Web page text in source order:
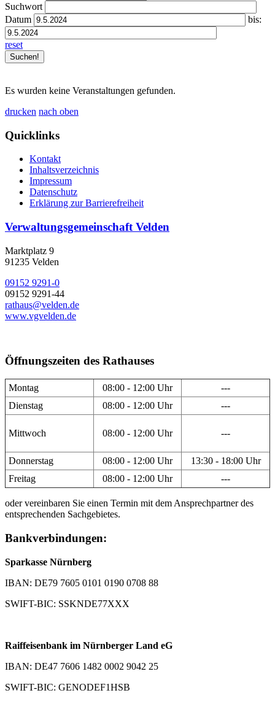
Suchwort
Datum
bis:
reset
Es wurden keine Veranstaltungen gefunden.
drucken nach oben
Quicklinks
Kontakt
Inhaltsverzeichnis
Impressum
Datenschutz
Erklärung zur Barrierefreiheit
Verwaltungsgemeinschaft Velden
Marktplatz 9
91235 Velden
09152 9291-0
09152 9291-44
rathaus@velden.de
www.vgvelden.de
Öffnungszeiten des Rathauses
Montag 08:00 - 12:00 Uhr
---
Dienstag
08:00 - 12:00 Uhr ---
Mittwoch 08:00 - 12:00 Uhr ---
Donnerstag 08:00 - 12:00 Uhr
13:30 - 18:00 Uhr
Freitag
08:00 - 12:00 Uhr ---
oder vereinbaren Sie einen Termin mit dem Ansprechpartner des
entsprechenden Sachgebietes.
Bankverbindungen:
Sparkasse Nürnberg
IBAN: DE79 7605 0101 0190 0708 88
SWIFT-BIC: SSKNDE77XXX
Raiffeisenbank im Nürnberger Land eG
IBAN: DE47 7606 1482 0002 9042 25
SWIFT-BIC: GENODEF1HSB